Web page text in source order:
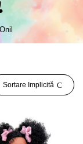
Sortare Implicită